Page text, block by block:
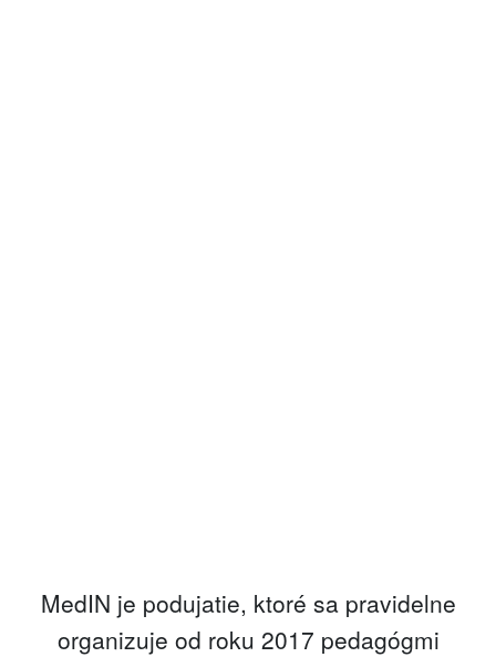
MedIN je podujatie, ktoré sa pravidelne
organizuje od roku 2017 pedagógmi